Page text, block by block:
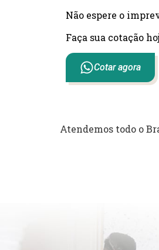
Não espere o
Faça sua cotação
Cotar agora
Atendemos todo o